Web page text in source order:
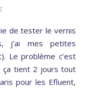
j’ai mes petites
Le problème c’est
ça tient 2 jours tout
pour les Efluent,